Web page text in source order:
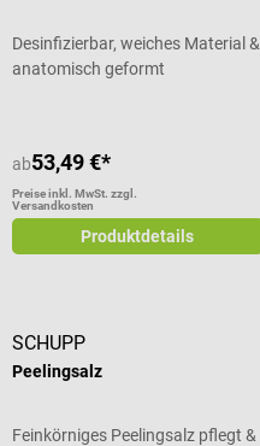
Desinfizierbar, weiches Material &
anatomisch geformt
ab53,49 €*
Preise inkl. MwSt. zzgl.
Versandkosten
Produktdetails
SCHUPP
Peelingsalz
Feinkörniges Peelingsalz pflegt &